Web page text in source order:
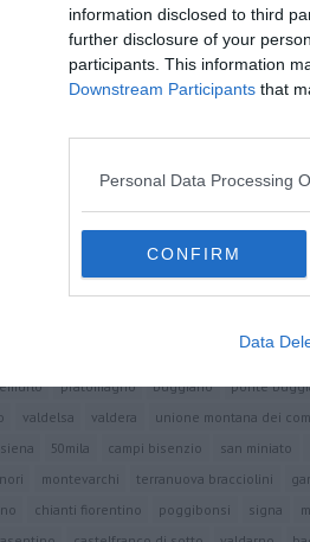
information disclosed to third
further disclosure of your
participants. This information
Downstream Participants that
Personal Data Processing
CONFIRM
Data
principali della Toscana iscriviti alla
alle 20:00 direttamente nella tua
anche:
agita Ghinelli
è caccia al pirata
all'Opa del Duomo di Siena
pratomagno buggiano ponte
valdelsa valdera unione montana dei
siena 50mila campi bisenzio san miniato
montevarchi terranuova bracciolini
chianti fiorentino poggibonsi signa